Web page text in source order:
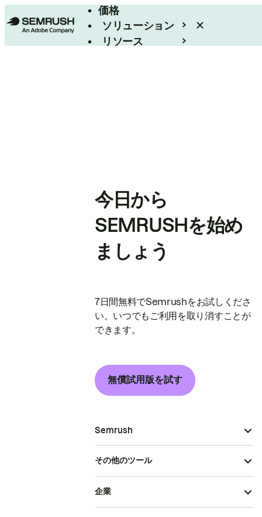
価格
ソリューション
リソース
今日から
SEMRUSHを始め
ましょう
7日間無料でSemrushをお試しくださ
い。いつでもご利用を取り消すことが
できます。
無償試用版を試す
Semrush
その他のツール
企業